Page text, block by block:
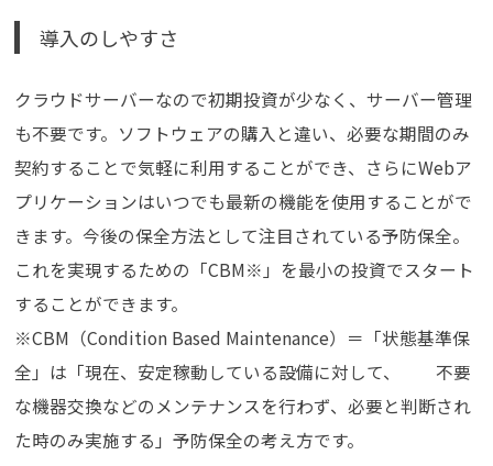
導入のしやすさ
クラウドサーバーなので初期投資が少なく、サーバー管理
も不要です。ソフトウェアの購入と違い、必要な期間のみ
契約することで気軽に利用することができ、さらにWebア
プリケーションはいつでも最新の機能を使用することがで
きます。今後の保全方法として注目されている予防保全。
これを実現するための「CBM※」を最小の投資でスタート
することができます。
※CBM（Condition Based Maintenance）＝「状態基準保
全」は「現在、安定稼動している設備に対して、 不要
な機器交換などのメンテナンスを行わず、必要と判断され
た時のみ実施する」予防保全の考え方です。